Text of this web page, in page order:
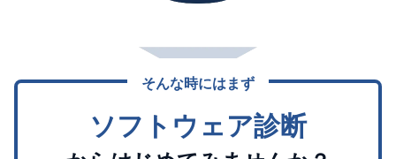
そんな時にはまず
ソフトウェア診断